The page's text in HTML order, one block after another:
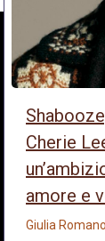
Cherie
amore e
Giulia Romano